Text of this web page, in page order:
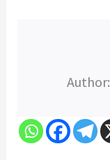
Author: